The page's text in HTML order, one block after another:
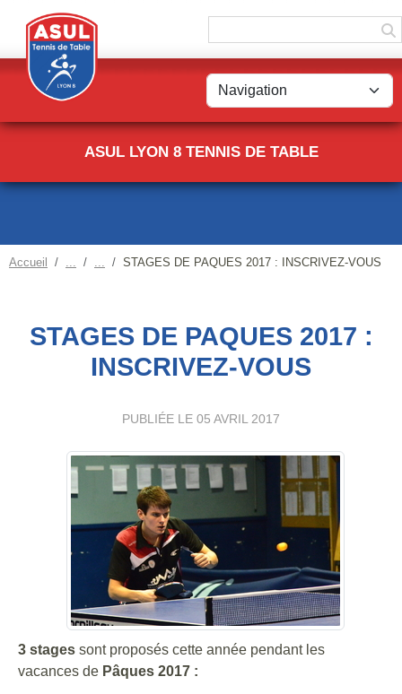
ASUL LYON 8 TENNIS DE TABLE
Accueil STAGES DE PAQUES 2017 : INSCRIVEZ-VOUS
STAGES DE PAQUES 2017 :
INSCRIVEZ-VOUS
PUBLIÉE LE 05 AVRIL 2017
3 stages sont proposés cette année pendant les
vacances de Pâques 2017 :
Panneau de gestion des cookies